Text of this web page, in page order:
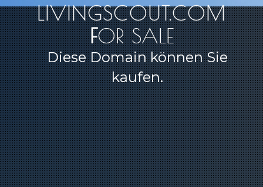
LIVINGSCOUT.COM
FOR SALE
Diese Domain können Sie
kaufen.